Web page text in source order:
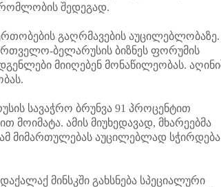
შედეგად.
გაღრმავების აუცილებლობაზე.
ბელარუსის ბიზნეს ფორუმის
მიიღებენ მონაწილეობას.
სავაჭრო ბრუნვა 91 პროცენტით
ამის მიუხედავად, მხარეებმა
მიმართულებას აუცილებლად სჭირდება
მინსკში გახსნება სპეციალური